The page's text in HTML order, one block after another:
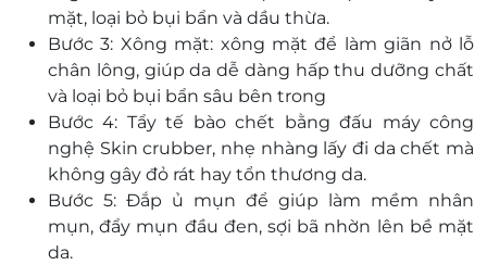
mặt, loại bỏ bụi bẩn và dầu thừa.
Bước 3: Xông mặt: xông mặt để làm giãn nở lỗ
chân lông, giúp da dễ dàng hấp thu dưỡng chất
và loại bỏ bụi bẩn sâu bên trong
Bước 4: Tẩy tế bào chết bằng đấu máy công
nghệ Skin crubber, nhẹ nhàng lấy đi da chết mà
không gây đỏ rát hay tổn thương da.
Bước 5: Đắp ủ mụn để giúp làm mềm nhân
mụn, đẩy mụn đầu đen, sợi bã nhờn lên bề mặt
da.